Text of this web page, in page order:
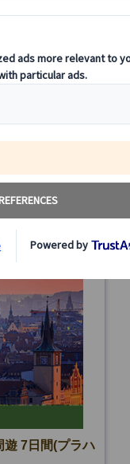
ズ周遊ツアー！
ュタイン城など
や世界遺産を堪
遊 7日間(プラハ